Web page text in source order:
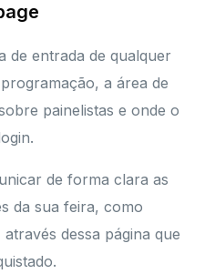
de entrada de qualquer
a área de
painelistas e onde o
de forma clara as
da sua feira, como
dessa página que